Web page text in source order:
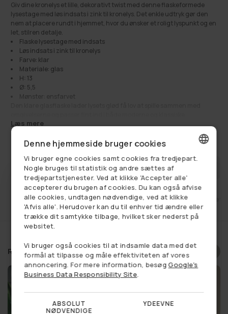
Giv dine kronelys et lille, dekorativt twist med denne flaskeformede
lysestage med løs indsats i zink til kronelys. Det enkle udtryk gør den
nem at placere rundt i hjemmet, hvor du ønsker et roligt lyspunkt og en
let, stilren detalje.
Flaske lysestage med indsats
Løs indsats i zink til kronelys
Farve: klar
Materiale: glas
H: 13
Ø: 5,5
Mønster: ensfarvet
indretninger. Brug den alene for et rent udtryk, eller lad den indgå som
en del af en lille opstilling med flere lysestager.
Stagen er velegnet til mange rum, hvor du gerne vil skabe hygge og
stemning – fra entré og stue til køkken, spiseområde og soveværelse.
Den gør sig også godt på badeværelset eller kontoret, når du vil tilføje
en blødere atmosfære.
Om sommeren kan den også være en fin detalje på havebordet,
terrasse eller altan, hvor den bidrager til en indbydende borddækning
og et enkelt, dekorativt udtryk.
En lille lysestage, der er nem at kombinere med din øvrige indretning, og
som bringer varme og nærvær ind i hverdagen – uanset hvor du
placerer den.
Se alt: Dekoration Få på lager Lysestager Lysestager til kronelys
Læs mere
Normalpris
55,00 kr
FÅ BESKED NÅR VAREN ER PÅ LAGER
Fri fragt ved køb over 749,- 14 dages
Relaterede produkter
DANISH
GERMAN
NORWEGIAN
SWEDISH
Denne hjemmeside bruger cookies
Vi bruger egne cookies samt cookies fra tredjepart.
Nogle bruges til statistik og andre sættes af
tredjepartstjenester. Ved at klikke 'Accepter alle'
accepterer du brugen af cookies. Du kan også afvise
alle cookies, undtagen nødvendige, ved at klikke
'Afvis alle'. Herudover kan du til enhver tid ændre eller
trække dit samtykke tilbage, hvilket sker nederst på
websitet.
Vi bruger også cookies til at indsamle data med det
formål at tilpasse og måle effektiviteten af vores
annoncering. For mere information, besøg Google's
Business Data Responsibility Site.
ABSOLUT
NØDVENDIGE
YDEEVNE